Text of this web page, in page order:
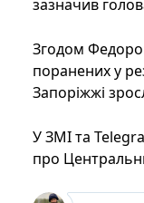
зазначив
Згодом
поранених у
Запоріжжі
У ЗМІ та
про